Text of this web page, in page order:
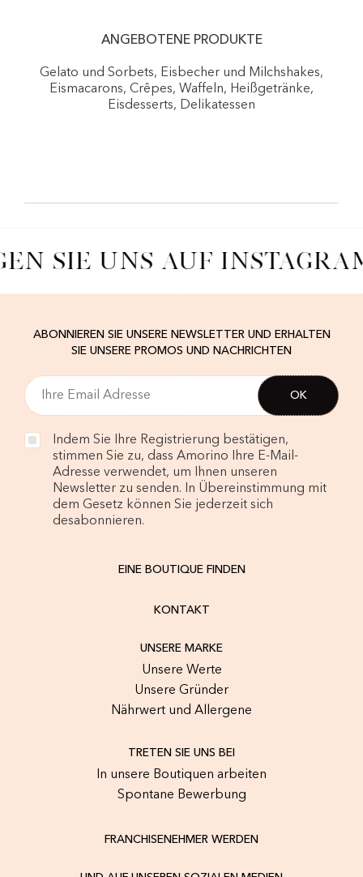
ANGEBOTENE PRODUKTE
Gelato und Sorbets, Eisbecher und Milchshakes,
Eismacarons, Crêpes, Waffeln, Heißgetränke,
Eisdesserts, Delikatessen
SIE UNS AUF
ABONNIEREN SIE UNSERE NEWSLETTER UND ERHALTEN
SIE UNSERE PROMOS UND NACHRICHTEN
Indem Sie Ihre Registrierung bestätigen,
stimmen Sie zu, dass Amorino Ihre E-Mail-
Adresse verwendet, um Ihnen unseren
Newsletter zu senden. In Übereinstimmung mit
dem Gesetz können Sie jederzeit sich
desabonnieren.
EINE BOUTIQUE FINDEN
KONTAKT
UNSERE MARKE
Unsere Werte
Unsere Gründer
Nährwert und Allergene
TRETEN SIE UNS BEI
In unsere Boutiquen arbeiten
Spontane Bewerbung
FRANCHISENEHMER WERDEN